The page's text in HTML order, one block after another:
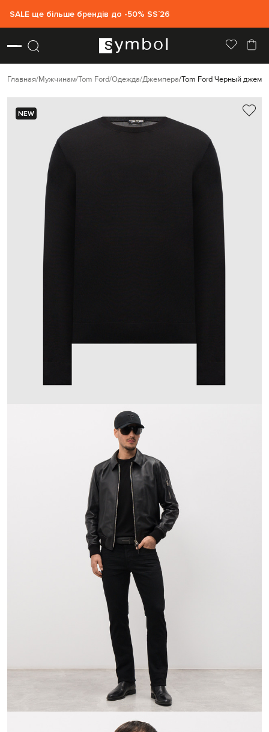
SALE ще більше брендів до -50% SS`26
Главная Мужчинам Tom Ford Одежда Джемпера Tom Ford Черный
NEW